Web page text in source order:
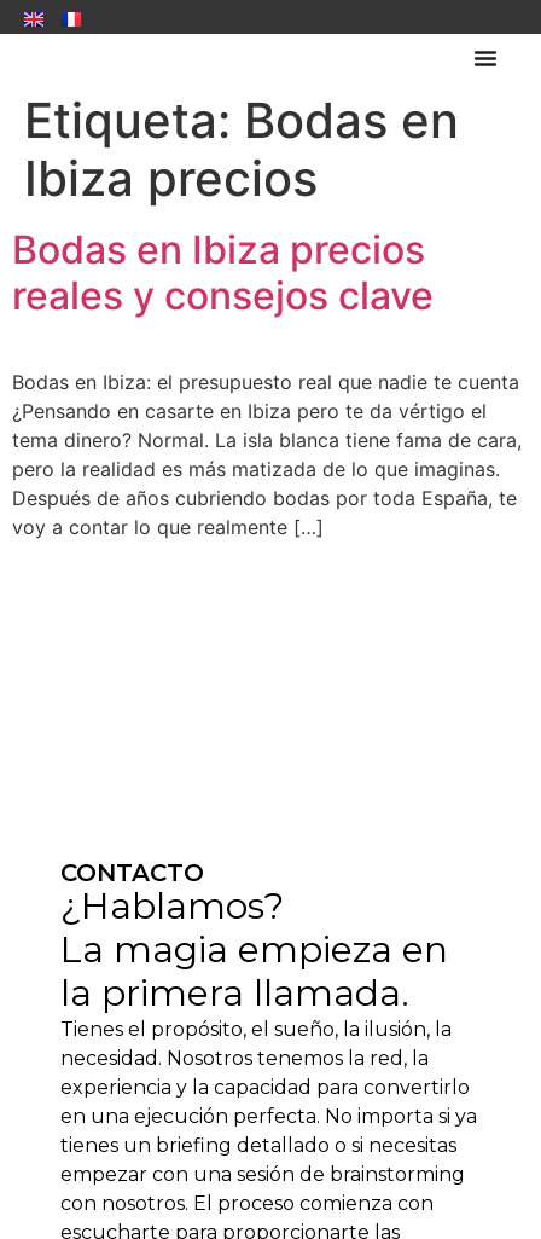
Etiqueta: Bodas en
Ibiza precios
Bodas en Ibiza precios
reales y consejos clave
Bodas en Ibiza: el presupuesto real que nadie te cuenta
¿Pensando en casarte en Ibiza pero te da vértigo el
tema dinero? Normal. La isla blanca tiene fama de cara,
pero la realidad es más matizada de lo que imaginas.
Después de años cubriendo bodas por toda España, te
voy a contar lo que realmente […]
CONTACTO
¿Hablamos?
La magia empieza en
la primera llamada.
Tienes el propósito, el sueño, la ilusión, la
necesidad. Nosotros tenemos la red, la
experiencia y la capacidad para convertirlo
en una ejecución perfecta. No importa si ya
tienes un briefing detallado o si necesitas
empezar con una sesión de brainstorming
con nosotros. El proceso comienza con
escucharte para proporcionarte las